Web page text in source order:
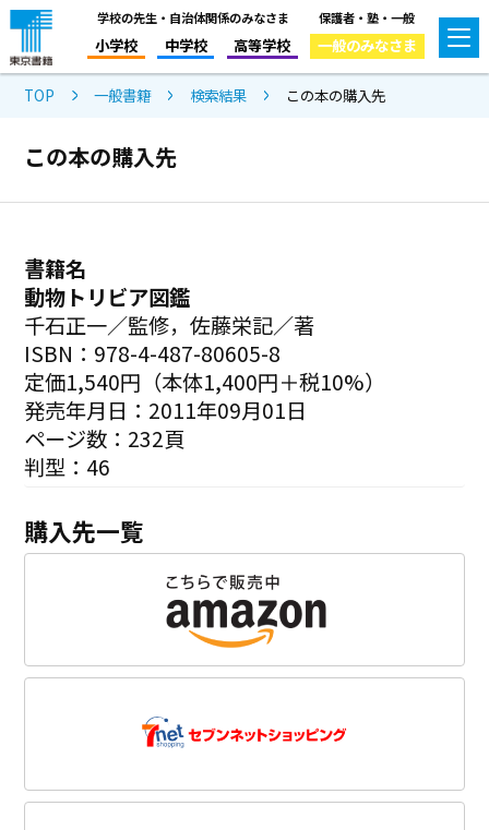
学校の先生・自治体関係のみなさま
小学校 中学校 高等学校
保護者・塾・一般
一般のみなさま
TOP 一般書籍 検索結果 この本の購入先
この本の購入先
書籍名
動物トリビア図鑑
千石正一／監修，佐藤栄記／著
ISBN：978-4-487-80605-8
定価1,540円（本体1,400円＋税10%）
発売年月日：2011年09月01日
ページ数：232頁
判型：46
購入先一覧